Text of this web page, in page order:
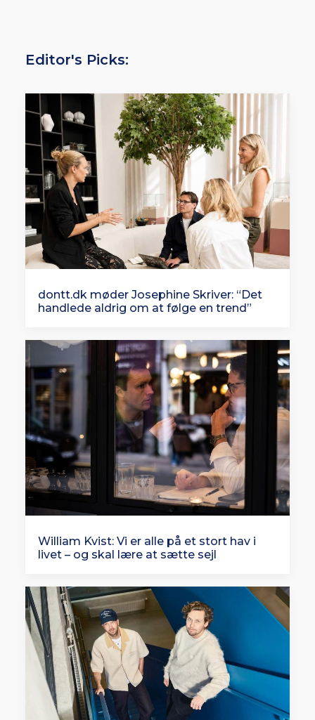
Editor's Picks:
dontt.dk møder Josephine Skriver: “Det
handlede aldrig om at følge en trend”
William Kvist: Vi er alle på et stort hav i
livet – og skal lære at sætte sejl